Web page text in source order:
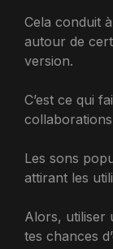
Cela conduit
autour de
version.
C’est ce qui
Les sons
attirant les
Alors, utiliser
tes chances